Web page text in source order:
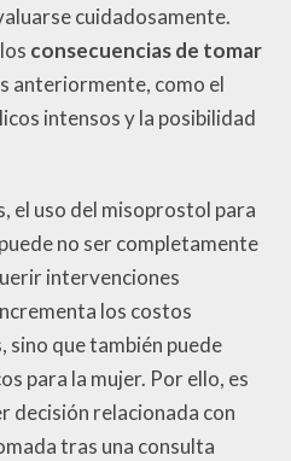
cuidadosamente.
consecuencias de tomar
anteriormente, como el
intensos y la posibilidad
el uso del misoprostol para
no ser completamente
intervenciones
los costos
sino que también puede
para la mujer. Por ello, es
decisión relacionada con
tras una consulta